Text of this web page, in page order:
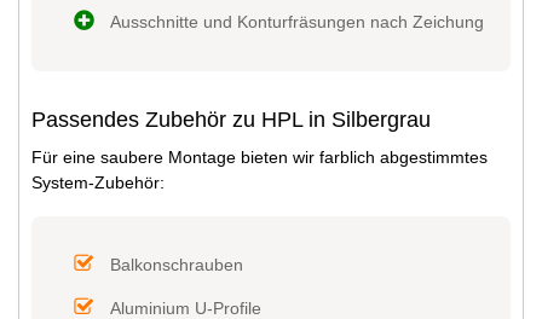
Ausschnitte und Konturfräsungen nach Zeichung
Passendes Zubehör zu HPL in Silbergrau
Für eine saubere Montage bieten wir farblich abgestimmtes
System-Zubehör:
Balkonschrauben
Aluminium U-Profile